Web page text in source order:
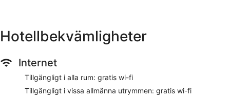
även ångbastu.
Fritidsaktiviteterna nedan finns antingen tillgängliga på plats
parrum. Här erbjuds tjänster som ansiktsbehandlingar,
kroppsinpackningar, kroppsskrubb och kroppsbehandlingar.
Spat är utrustat med en ångbastu. Spat är öppet alla dagar.
Hotellbekvämligheter
Internet
Tillgängligt i alla rum: gratis wi-fi
Tillgängligt i vissa allmänna utrymmen: gratis wi-fi